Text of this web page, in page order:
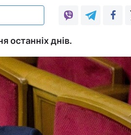
останніх днів.